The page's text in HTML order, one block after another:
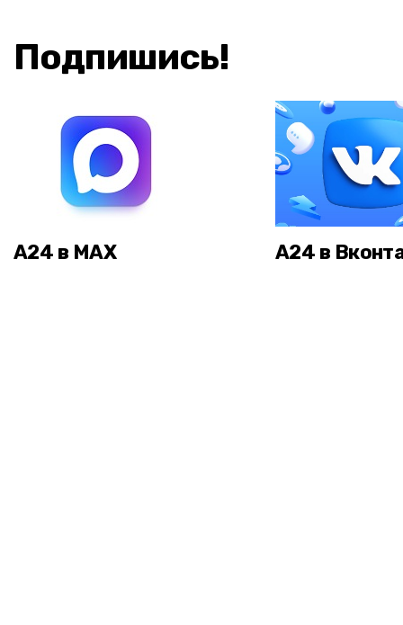
Подпишись!
А24 в MAX А24 в